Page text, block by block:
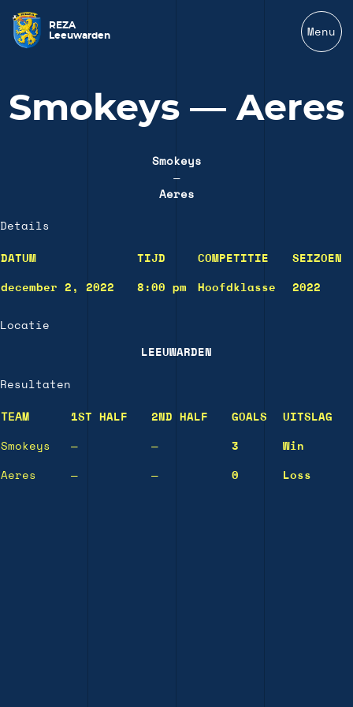
REZA
Leeuwarden
Menu
Smokeys — Aeres
Smokeys
—
Aeres
Details
DATUM TIJD COMPETITIE SEIZOEN
december 2, 2022 8:00 pm Hoofdklasse 2022
Locatie
LEEUWARDEN
Resultaten
TEAM 1ST HALF 2ND HALF GOALS UITSLAG
Smokeys — — 3 Win
Aeres — — 0 Loss